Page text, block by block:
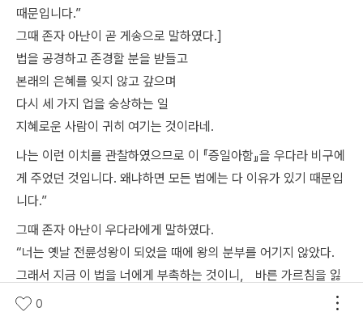
때문입니다.”
그때 존자 아난이 곧 게송으로 말하였다.]
법을 공경하고 존경할 분을 받들고
본래의 은혜를 잊지 않고 갚으며
다시 세 가지 업을 숭상하는 일
지혜로운 사람이 귀히 여기는 것이라네.
나는 이런 이치를 관찰하였으므로 이 『증일아함』을 우다라 비구에
게 주었던 것입니다. 왜냐하면 모든 법에는 다 이유가 있기 때문입
니다.”
그때 존자 아난이 우다라에게 말하였다.
“너는 옛날 전륜성왕이 되었을 때에 왕의 분부를 어기지 않았다.
그래서 지금 이 법을 너에게 부촉하는 것이니， 바른 가르침을 잃
지 말고 범부의 행을 짓지 말라. 너는 이제 마땅히 알아야 한다. 만
0